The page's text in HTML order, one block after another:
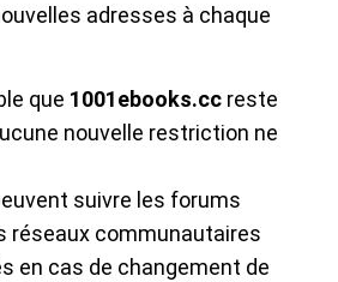
adresses à chaque
que 1001ebooks.cc reste
nouvelle restriction ne
suivre les forums
réseaux communautaires
en cas de changement de